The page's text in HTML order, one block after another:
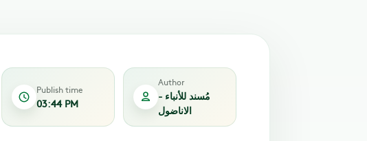
Publish time
03:44 PM
Author
مُسند للأنباء -
الاناضول